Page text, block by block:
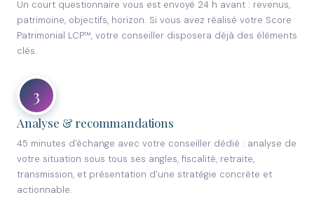
Un court questionnaire vous est envoyé 24 h avant : revenus,
patrimoine, objectifs, horizon. Si vous avez réalisé votre Score
Patrimonial LCP™, votre conseiller disposera déjà des éléments
clés.
3
Analyse & recommandations
45 minutes d'échange avec votre conseiller dédié : analyse de
votre situation sous tous ses angles, fiscalité, retraite,
transmission, et présentation d'une stratégie concrète et
actionnable.